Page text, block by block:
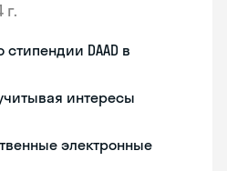
г.
DAAD в
интересы
электронные